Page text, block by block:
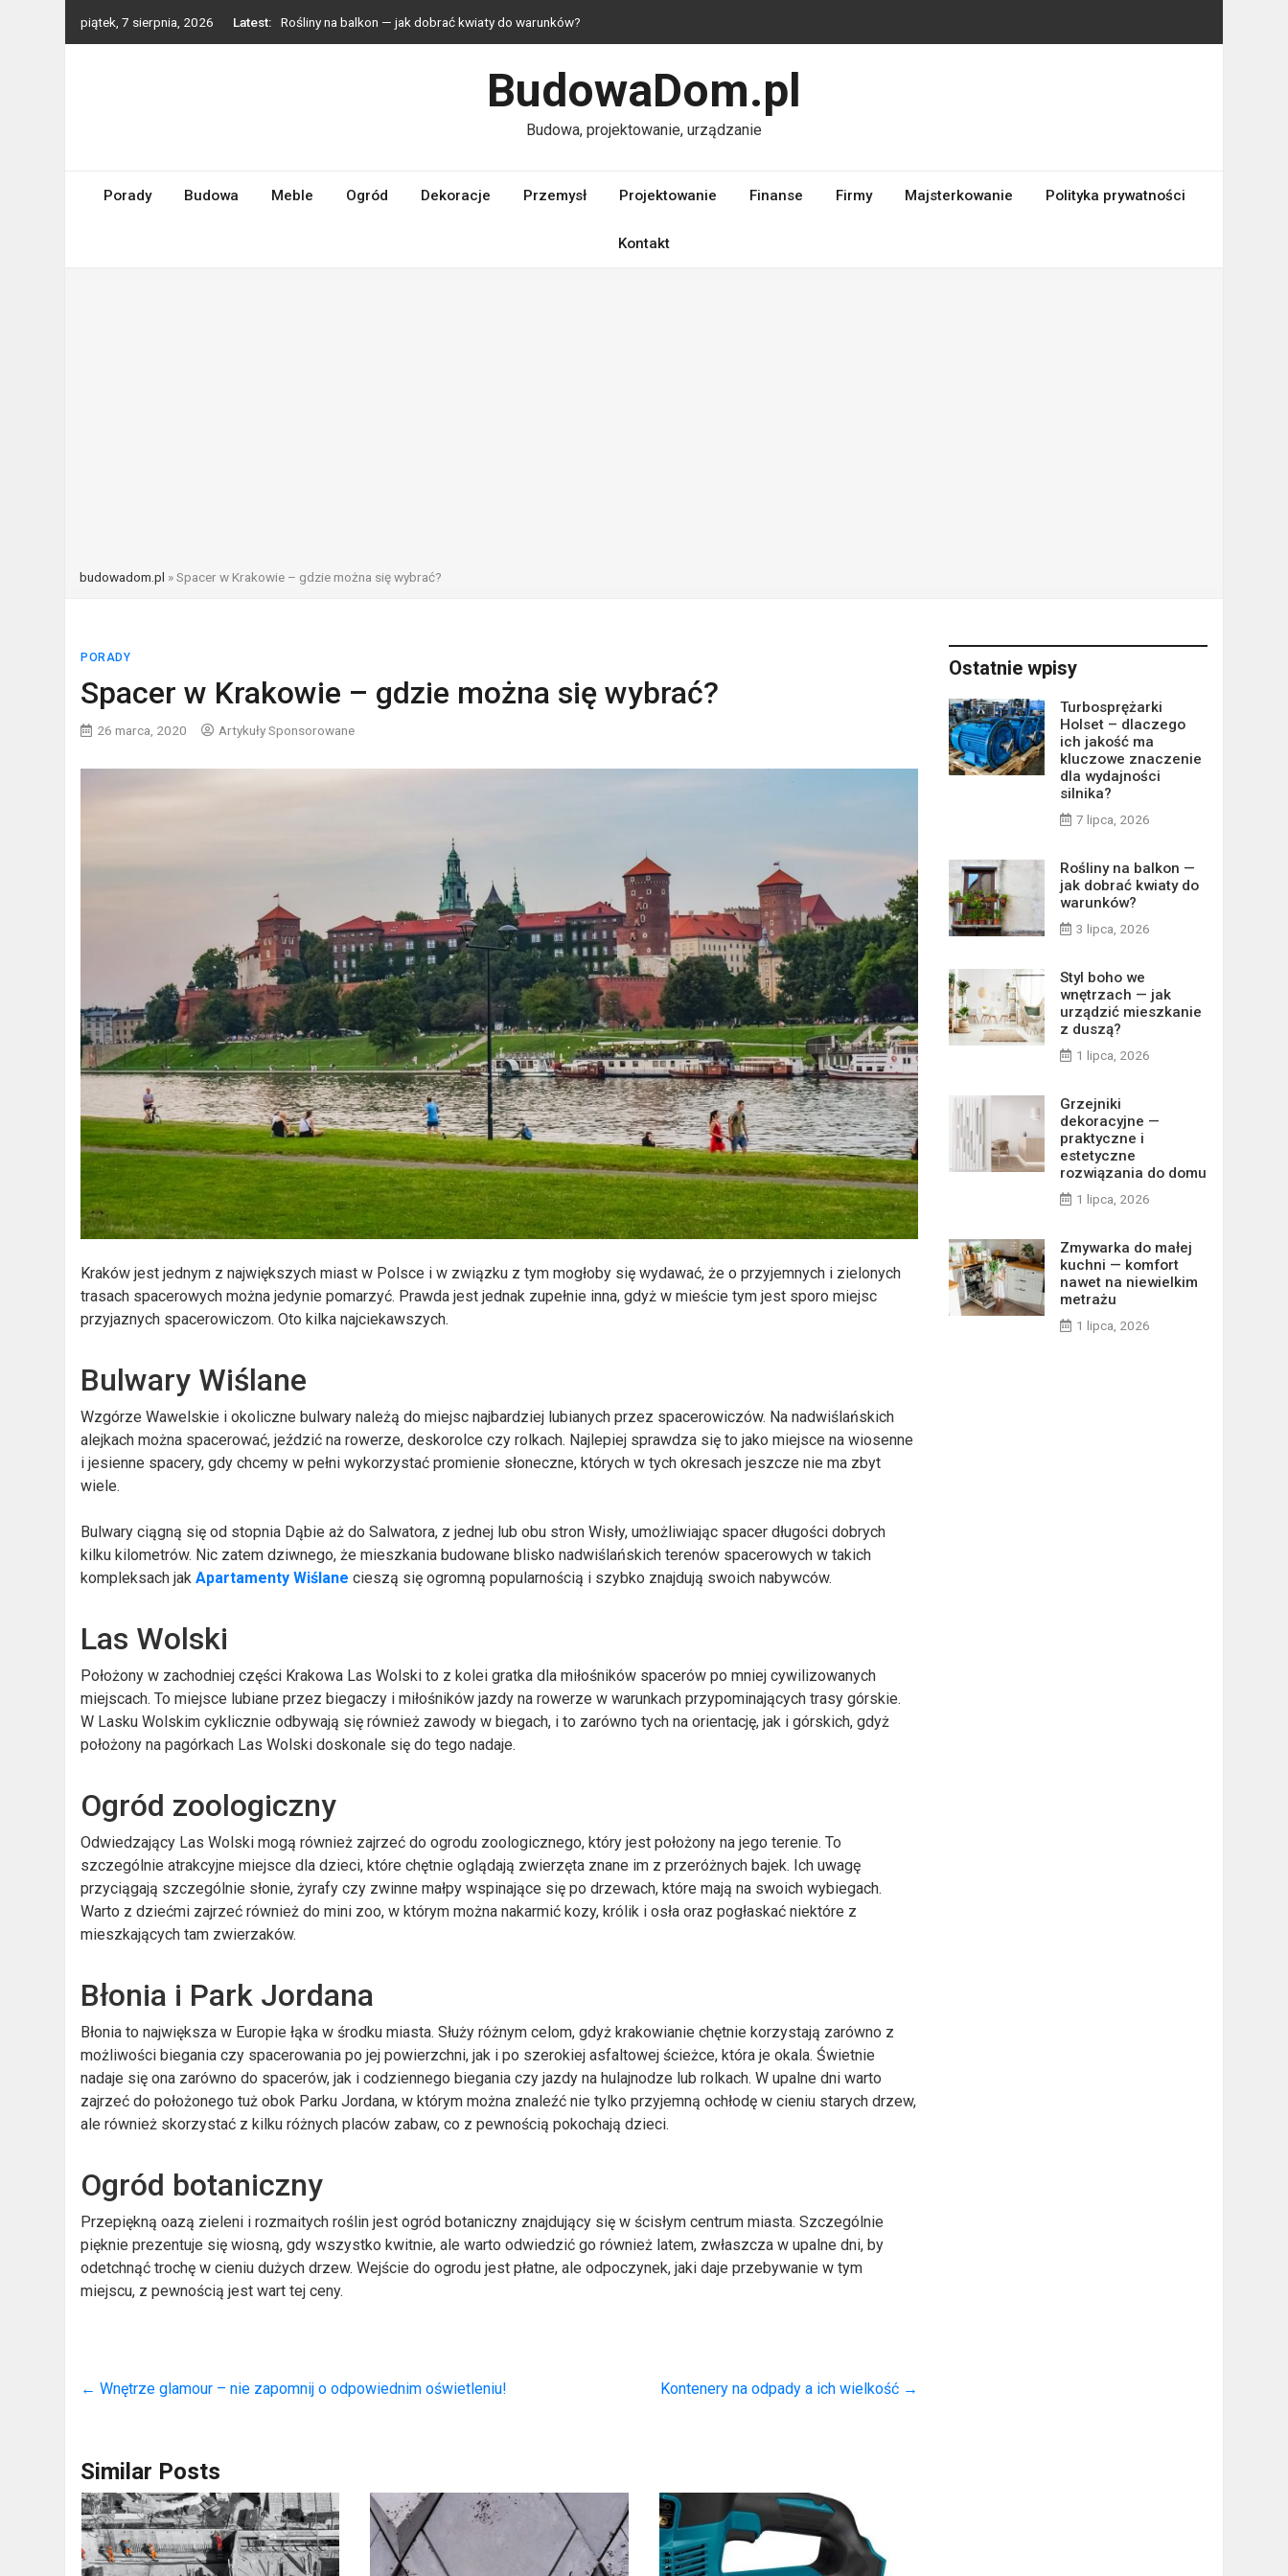
piątek, 7 sierpnia, 2026 Latest:
Rośliny na balkon — jak dobrać kwiaty do warunków?
Grzejniki dekoracyjne — praktyczne i estetyczne rozwiązania do domu
Zmywarka do małej kuchni — komfort nawet na niewielkim metrażu
Turbosprężarki Holset – dlaczego ich jakość ma kluczowe znaczenie dla wydajności silnika?
BudowaDom.pl
Budowa, projektowanie, urządzanie
Porady Budowa Meble Ogród Dekoracje Przemysł Projektowanie Finanse Firmy Majsterkowanie Polityka prywatności
Kontakt
budowadom.pl »Spacer w Krakowie – gdzie można się wybrać?
PORADY
Spacer w Krakowie – gdzie można się wybrać?
26 marca, 2020 Artykuły Sponsorowane
Kraków jest jednym z największych miast w Polsce i w związku z tym mogłoby się wydawać, że o przyjemnych i zielonych
trasach spacerowych można jedynie pomarzyć. Prawda jest jednak zupełnie inna, gdyż w mieście tym jest sporo miejsc
przyjaznych spacerowiczom. Oto kilka najciekawszych.
Bulwary Wiślane
Wzgórze Wawelskie i okoliczne bulwary należą do miejsc najbardziej lubianych przez spacerowiczów. Na nadwiślańskich
alejkach można spacerować, jeździć na rowerze, deskorolce czy rolkach. Najlepiej sprawdza się to jako miejsce na wiosenne
i jesienne spacery, gdy chcemy w pełni wykorzystać promienie słoneczne, których w tych okresach jeszcze nie ma zbyt
wiele.
Bulwary ciągną się od stopnia Dąbie aż do Salwatora, z jednej lub obu stron Wisły, umożliwiając spacer długości dobrych
kilku kilometrów. Nic zatem dziwnego, że mieszkania budowane blisko nadwiślańskich terenów spacerowych w takich
kompleksach jakApartamenty Wiślane cieszą się ogromną popularnością i szybko znajdują swoich nabywców.
Las Wolski
Położony w zachodniej części Krakowa Las Wolski to z kolei gratka dla miłośników spacerów po mniej cywilizowanych
miejscach. To miejsce lubiane przez biegaczy i miłośników jazdy na rowerze w warunkach przypominających trasy górskie.
W Lasku Wolskim cyklicznie odbywają się również zawody w biegach, i to zarówno tych na orientację, jak i górskich, gdyż
położony na pagórkach Las Wolski doskonale się do tego nadaje.
Ogród zoologiczny
Odwiedzający Las Wolski mogą również zajrzeć do ogrodu zoologicznego, który jest położony na jego terenie. To
szczególnie atrakcyjne miejsce dla dzieci, które chętnie oglądają zwierzęta znane im z przeróżnych bajek. Ich uwagę
przyciągają szczególnie słonie, żyrafy czy zwinne małpy wspinające się po drzewach, które mają na swoich wybiegach.
Warto z dziećmi zajrzeć również do mini zoo, w którym można nakarmić kozy, królik i osła oraz pogłaskać niektóre z
mieszkających tam zwierzaków.
Błonia i Park Jordana
Błonia to największa w Europie łąka w środku miasta. Służy różnym celom, gdyż krakowianie chętnie korzystają zarówno z
możliwości biegania czy spacerowania po jej powierzchni, jak i po szerokiej asfaltowej ścieżce, która je okala. Świetnie
nadaje się ona zarówno do spacerów, jak i codziennego biegania czy jazdy na hulajnodze lub rolkach. W upalne dni warto
zajrzeć do położonego tuż obok Parku Jordana, w którym można znaleźć nie tylko przyjemną ochłodę w cieniu starych drzew,
ale również skorzystać z kilku różnych placów zabaw, co z pewnością pokochają dzieci.
Ogród botaniczny
Przepiękną oazą zieleni i rozmaitych roślin jest ogród botaniczny znajdujący się w ścisłym centrum miasta. Szczególnie
pięknie prezentuje się wiosną, gdy wszystko kwitnie, ale warto odwiedzić go również latem, zwłaszcza w upalne dni, by
odetchnąć trochę w cieniu dużych drzew. Wejście do ogrodu jest płatne, ale odpoczynek, jaki daje przebywanie w tym
miejscu, z pewnością jest wart tej ceny.
← Wnętrze glamour – nie zapomnij o odpowiednim oświetleniu! Kontenery na odpady a ich wielkość →
Similar Posts
Ostatnie wpisy
Turbosprężarki
Holset – dlaczego
ich jakość ma
kluczowe znaczenie
dla wydajności
silnika?
7 lipca, 2026
Rośliny na balkon —
jak dobrać kwiaty do
warunków?
3 lipca, 2026
Styl boho we
wnętrzach — jak
urządzić mieszkanie
z duszą?
1 lipca, 2026
Grzejniki
dekoracyjne —
praktyczne i
estetyczne
rozwiązania do domu
1 lipca, 2026
Zmywarka do małej
kuchni — komfort
nawet na niewielkim
metrażu
1 lipca, 2026